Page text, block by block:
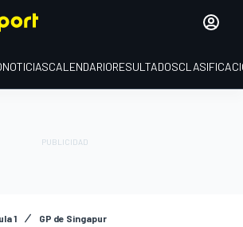
NOTICIASCALENDARIORESULTADOS
1 GP de Singapur